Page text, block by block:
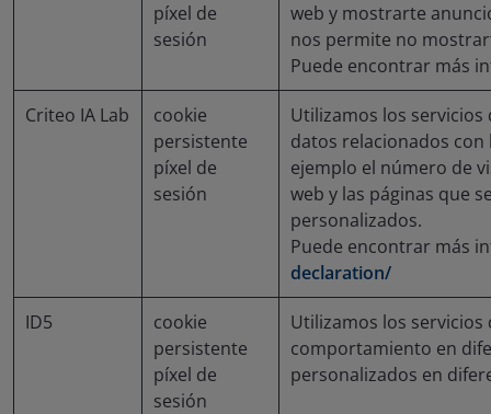
píxel de
sesión
web y mostrarte
nos permite no
Puede encontrar más
Criteo IA Lab
cookie
persistente
píxel de
sesión
Utilizamos los
datos relacionados
ejemplo el número de
web y las páginas que
personalizados.
Puede encontrar más
declaration/
ID5
cookie
persistente
píxel de
sesión
Utilizamos los
comportamiento en
personalizados en